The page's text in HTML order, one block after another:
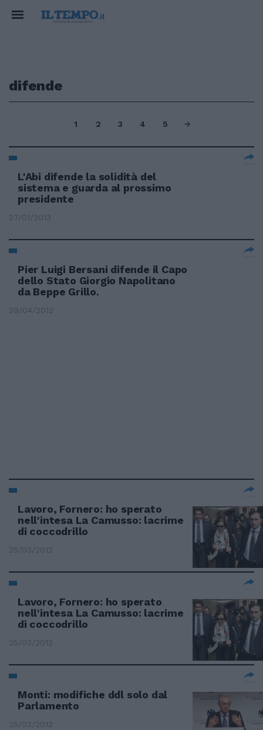
difende
1 2 3 4 5
L'Abi difende la solidità del
sistema e guarda al prossimo
presidente
27/01/2013
Pier Luigi Bersani difende il Capo
dello Stato Giorgio Napolitano
da Beppe Grillo.
29/04/2012
Lavoro, Fornero: ho sperato
nell'intesa La Camusso: lacrime
di coccodrillo
25/03/2012
Lavoro, Fornero: ho sperato
nell'intesa La Camusso: lacrime
di coccodrillo
25/03/2012
Monti: modifiche ddl solo dal
Parlamento
25/03/2012